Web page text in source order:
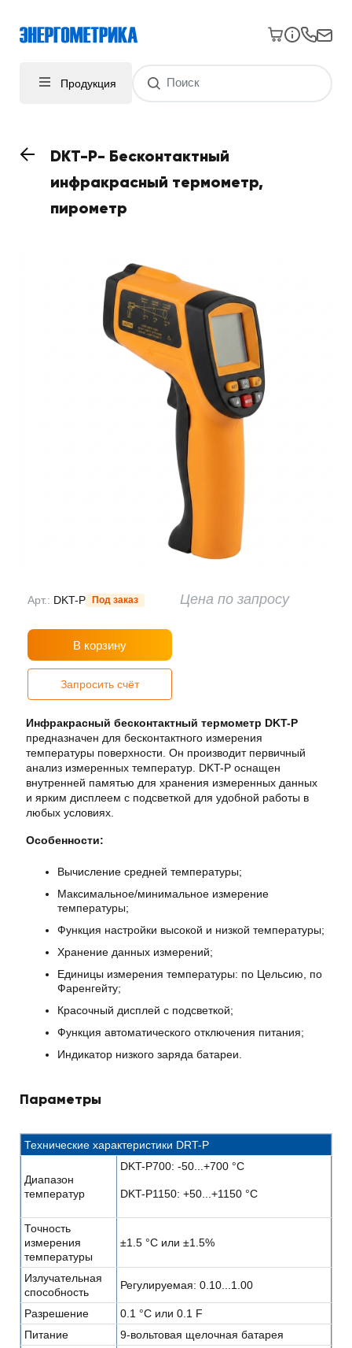
Продукция
DKT-P- Бесконтактный
инфракрасный термометр,
пирометр
Арт.: DKT-P Под заказ Цена по запросу
В корзину
Запросить счёт
Инфракрасный бесконтактный термометр DKT-P
предназначен для бесконтактного измерения
температуры поверхности. Он производит первичный
анализ измеренных температур. DKT-P оснащен
внутренней памятью для хранения измеренных данных
и ярким дисплеем с подсветкой для удобной работы в
любых условиях.
Особенности:
Вычисление средней температуры;
Максимальное/минимальное измерение
температуры;
Функция настройки высокой и низкой температуры;
Хранение данных измерений;
Единицы измерения температуры: по Цельсию, по
Фаренгейту;
Красочный дисплей с подсветкой;
Функция автоматического отключения питания;
Индикатор низкого заряда батареи.
Параметры
Технические характеристики DRT-P
Диапазон
температур
DKT-P700: -50...+700 °C
DKT-P1150: +50...+1150 °C
Точность
измерения
температуры
±1.5 °C или ±1.5%
Излучательная
способность
Регулируемая: 0.10...1.00
Разрешение
0.1 °C или 0.1 F
Питание
9-вольтовая щелочная батарея